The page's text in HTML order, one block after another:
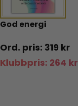
God energi
319 kr
Klubbpris: 264 kr